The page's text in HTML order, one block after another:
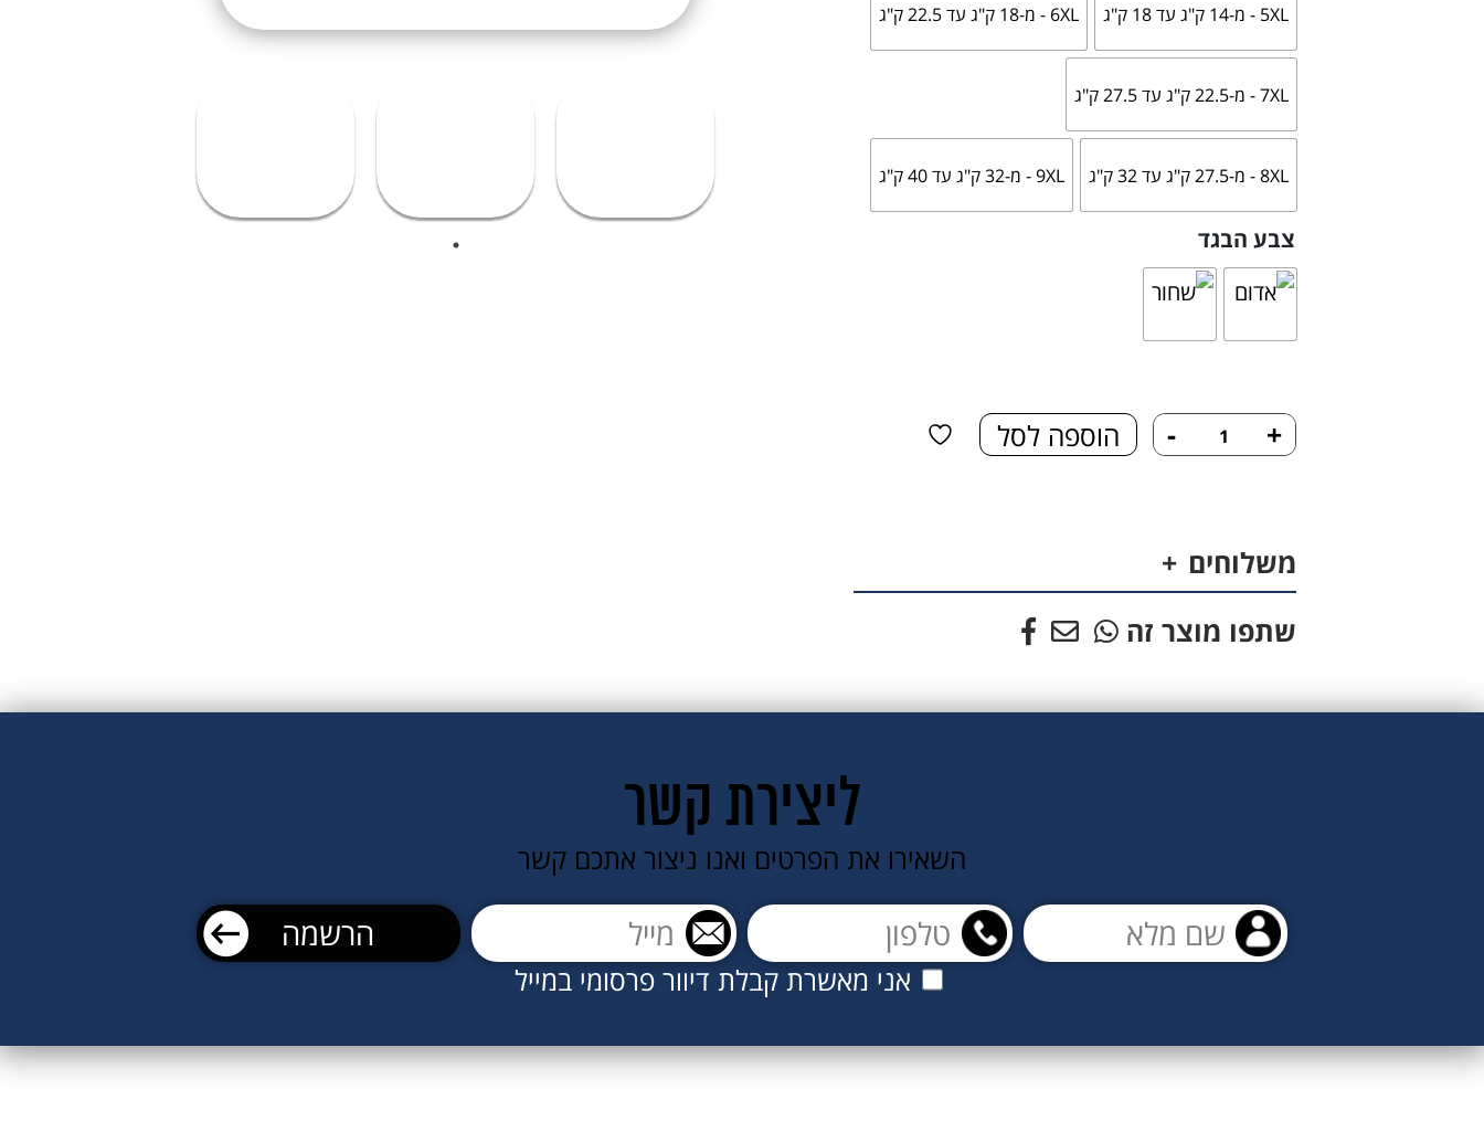
אני מאשר/ת קבלת דיוור פרסומי במייל
5XL - מ-14 ק"ג עד 18 ק"ג 6XL - מ-18 ק"ג עד 22.5 ק"ג
7XL - מ-22.5 ק"ג עד 27.5 ק"ג
8XL - מ-27.5 ק"ג עד 32 ק"ג 9XL - מ-32 ק"ג עד 40 ק"ג
צבע הבגד
+
כמות
של
עיניים
- הוספה לסל
משלוחים
שתפו מוצר זה
ליצירת קשר
השאירו את הפרטים ואנו ניצור אתכם קשר
אני מאשרת קבלת דיוור פרסומי במייל